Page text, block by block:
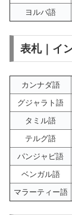
ヨルバ語
表札｜イ
カンナダ語
グジャラト語
タミル語
テルグ語
パンジャビ語
ベンガル語
マラーティー語